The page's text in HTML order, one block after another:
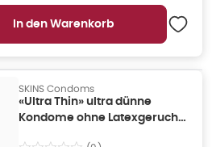
In den Warenkorb
SKINS Condoms
«Ultra Thin» ultra dünne
Kondome ohne Latexgeruch